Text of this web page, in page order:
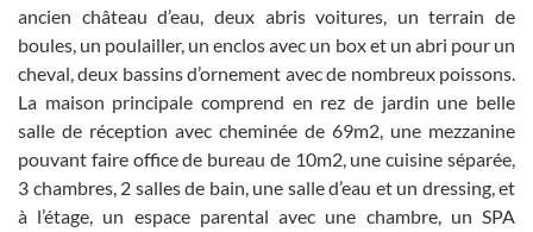
ancien château d’eau, deux abris voitures, un terrain de
boules, un poulailler, un enclos avec un box et un abri pour un
cheval, deux bassins d’ornement avec de nombreux poissons.
La maison principale comprend en rez de jardin une belle
salle de réception avec cheminée de 69m2, une mezzanine
pouvant faire office de bureau de 10m2, une cuisine séparée,
3 chambres, 2 salles de bain, une salle d’eau et un dressing, et
à l’étage, un espace parental avec une chambre, un SPA